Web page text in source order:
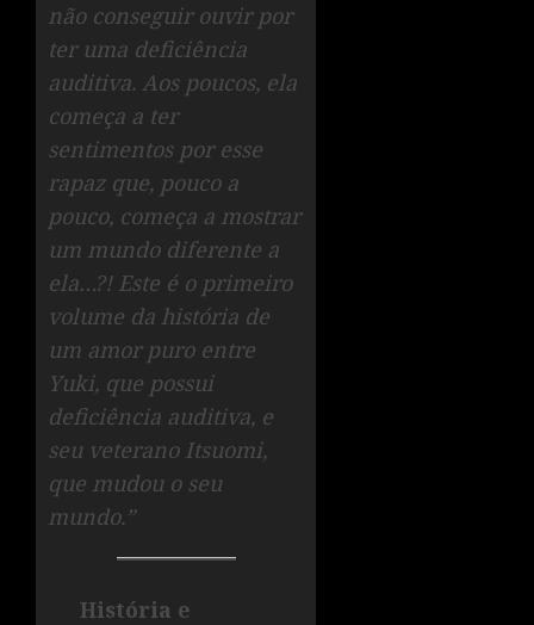
não conseguir ouvir por
ter uma deficiência
auditiva. Aos poucos, ela
começa a ter
sentimentos por esse
rapaz que, pouco a
pouco, começa a mostrar
um mundo diferente a
ela…?! Este é o primeiro
volume da história de
um amor puro entre
Yuki, que possui
deficiência auditiva, e
seu veterano Itsuomi,
que mudou o seu
mundo.”
História e